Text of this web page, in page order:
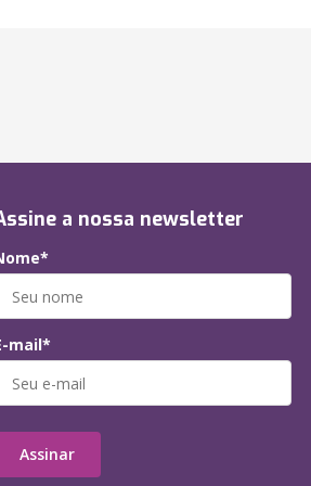
a nossa newsletter
mail*
Assinar